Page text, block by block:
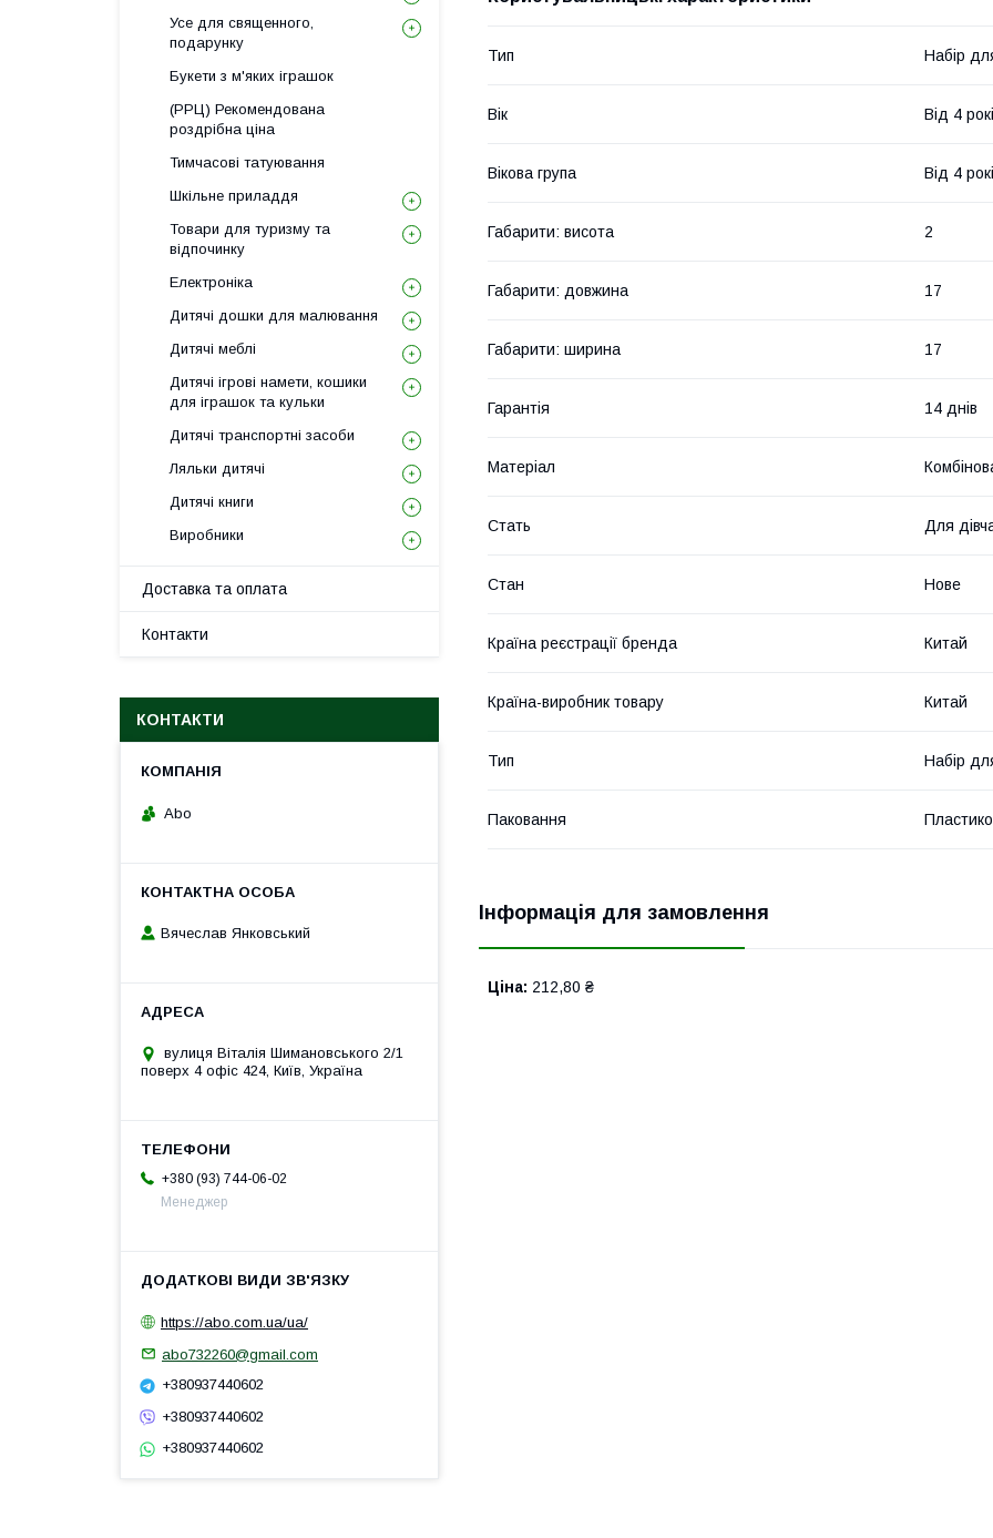
Тип Набір
Вік Від 4
Вікова група Від 4
Габарити: висота 2
Габарити: довжина 17
Габарити: ширина 17
Гарантія 14 днів
Матеріал
Стать Для
Стан Нове
Країна реєстрації бренда Китай
Країна-виробник товару Китай
Тип Набір
Паковання
Інформація для замовлення
Ціна: 212,80 ₴
Усе для священного,
подарунку
Букети з м'яких іграшок
(РРЦ) Рекомендована
роздрібна ціна
Тимчасові татуювання
Шкільне приладдя
Товари для туризму та
відпочинку
Електроніка
Дитячі дошки для малювання
Дитячі меблі
Дитячі ігрові намети, кошики
для іграшок та кульки
Дитячі транспортні засоби
Ляльки дитячі
Дитячі книги
Виробники
Доставка та оплата
Контакти
КОНТАКТИ
Abo
Вячеслав Янковський
вулиця Віталія Шимановського 2/1
поверх 4 офіс 424, Київ, Україна
+380 (93) 744-06-02
Менеджер
https://abo.com.ua/ua/
abo732260@gmail.com
+380937440602
+380937440602
+380937440602